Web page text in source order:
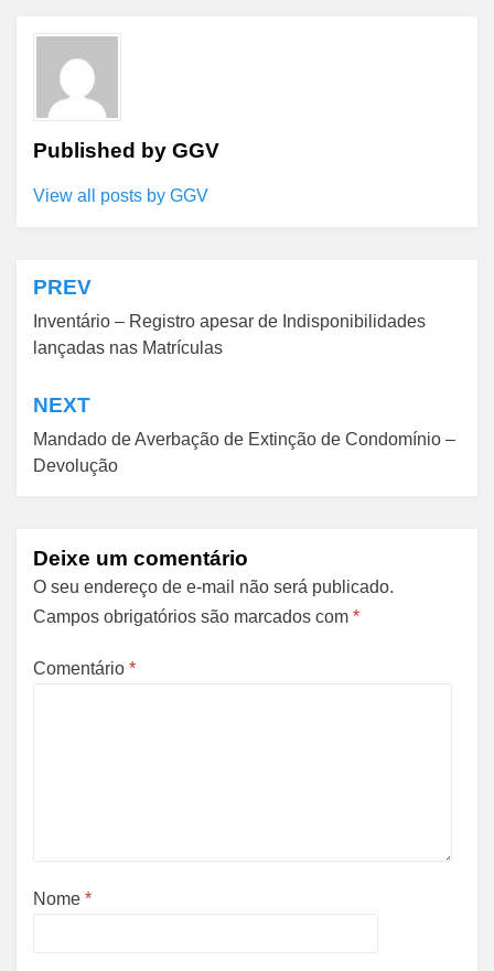
Published by GGV
View all posts by GGV
Navegação
de
Post
PREV
Inventário – Registro apesar de Indisponibilidades
lançadas nas Matrículas
NEXT
Mandado de Averbação de Extinção de Condomínio –
Devolução
Deixe um comentário
O seu endereço de e-mail não será publicado.
Campos obrigatórios são marcados com *
Comentário *
Nome *